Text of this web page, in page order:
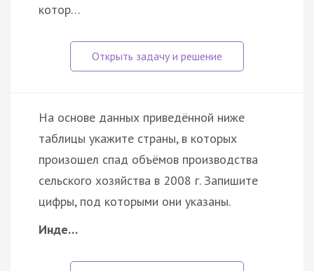
котор…
На основе данных приведённой ниже
таблицы укажите страны, в которых
произошел спад объёмов производства
сельского хозяйства в 2008 г. Запишите
цифры, под которыми они указаны.
Инде…